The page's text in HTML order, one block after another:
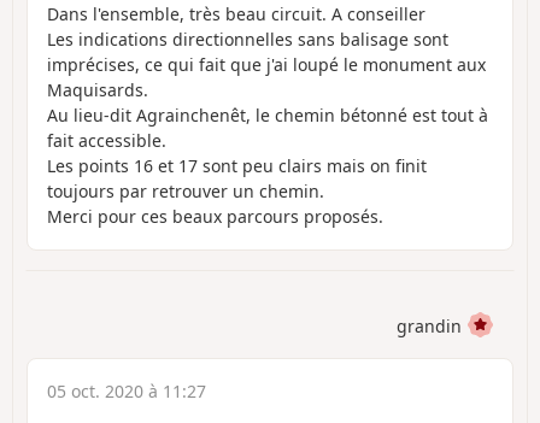
Dans l'ensemble, très beau circuit. A conseiller
Les indications directionnelles sans balisage sont
imprécises, ce qui fait que j'ai loupé le monument aux
Maquisards.
Au lieu-dit Agrainchenêt, le chemin bétonné est tout à
fait accessible.
Les points 16 et 17 sont peu clairs mais on finit
toujours par retrouver un chemin.
Merci pour ces beaux parcours proposés.
grandin
05 oct. 2020 à 11:27